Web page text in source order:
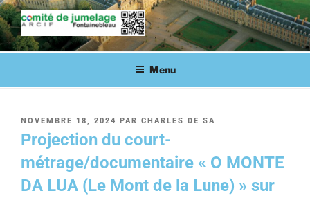
COMITÉ DE JUMELAGE DE
FONTAINEBLEAU
Fontainebleau en lien avec ses villes jumelées
Menu
NOVEMBRE 18, 2024 PAR CHARLES DE SA
Projection du court-
métrage/documentaire « O MONTE
DA LUA (Le Mont de la Lune) » sur